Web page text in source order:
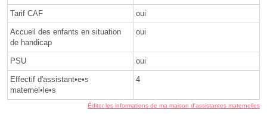
Tarif CAF oui
Accueil des enfants en situation
de handicap
oui
PSU oui
Effectif d'assistant•e•s
maternel•le•s
4
Éditer les informations de ma maison d'assistantes maternelles